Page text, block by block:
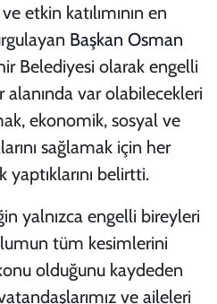
etkin katılımının en
Başkan Osman
Belediyesi olarak engelli
var olabilecekleri
ekonomik, sosyal ve
sağlamak için her
yaptıklarını belirtti.
yalnızca engelli bireyleri
tüm kesimlerini
olduğunu kaydeden
ve aileleri